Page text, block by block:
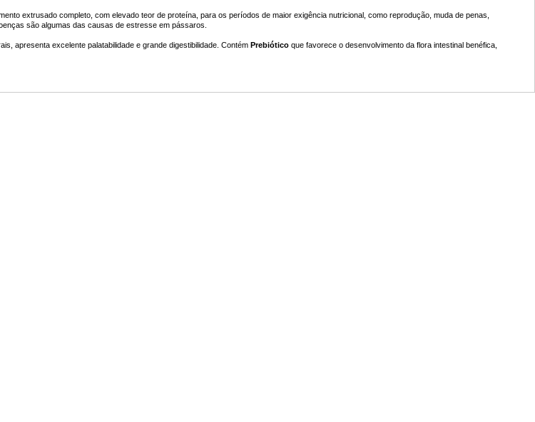
extrusado completo, com elevado teor de proteína, para os períodos de maior exigência nutricional, como reprodução, muda de penas,
são algumas das causas de estresse em pássaros.
apresenta excelente palatabilidade e grande digestibilidade. Contém Prebiótico que favorece o desenvolvimento da flora intestinal benéfica,